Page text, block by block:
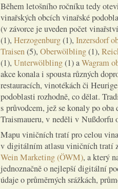
Během letošního ročníku tedy
vinařských obcích vinařské
(v závorce je uveden počet
(1), Herzogenburg(1), Inzersdorf
Traisen(5), Oberwölbling(1),
(1), Unterwölbling(1) aWagram
akce konala i spousta různých
restauracích, vinotékách či
podoblasti rozhodně, co dělat.
s průvodcem, jež se konaly po
Traismaueru, v neděli v Nußdorfu
Mapu viničních tratí pro celou
v digitálním atlasu viničních tratí
Wein Marketing (ÖWM), a který
jednoznačně o nejlepší digitální
údaje o průměrných srážkách,